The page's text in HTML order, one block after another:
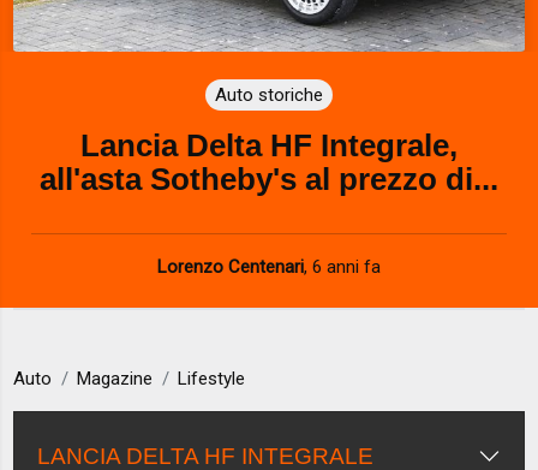
Auto storiche
Lancia Delta HF Integrale,
all'asta Sotheby's al prezzo di...
Lorenzo Centenari, 6 anni fa
Auto Magazine Lifestyle
LANCIA DELTA HF INTEGRALE